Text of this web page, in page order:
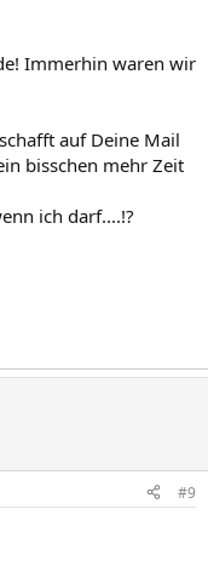
Immerhin waren wir
auf Deine Mail
bisschen mehr Zeit
ich darf....!?
#9